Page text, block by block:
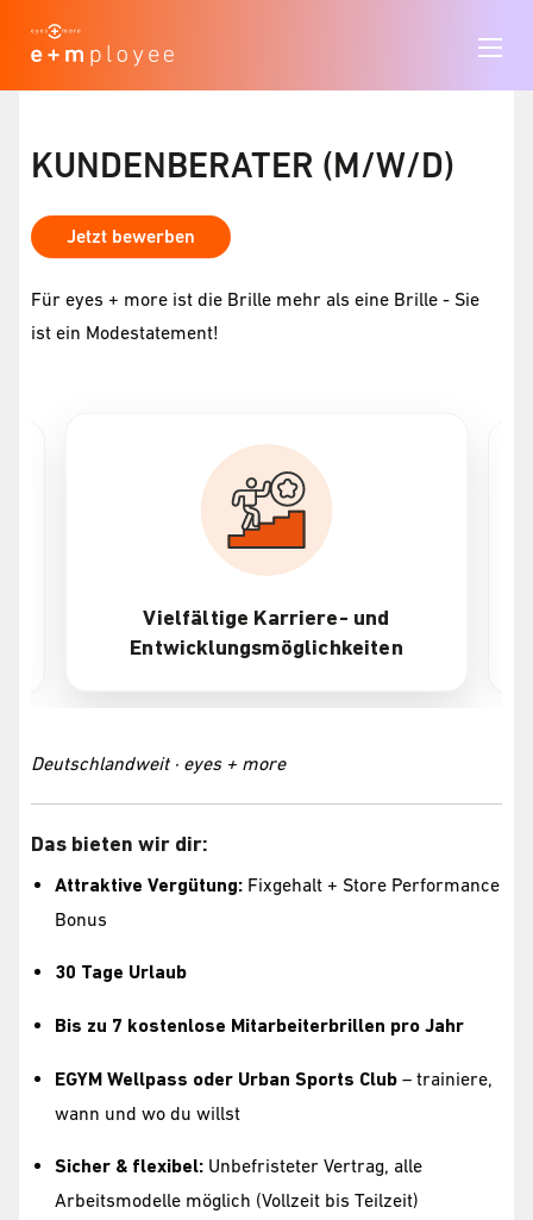
KUNDENBERATER (M/W/D)
Jetzt bewerben
Für eyes + more ist die Brille mehr als eine Brille - Sie
ist ein Modestatement!
Attraktive Vergütung + Bonus
Deutschlandweit · eyes + more
Das bieten wir dir:
Attraktive Vergütung: Fixgehalt + Store Performance
Bonus
30 Tage Urlaub
Bis zu 7 kostenlose Mitarbeiterbrillen pro Jahr
EGYM Wellpass oder Urban Sports Club – trainiere,
wann und wo du willst
Sicher & flexibel: Unbefristeter Vertrag, alle
Arbeitsmodelle möglich (Vollzeit bis Teilzeit)